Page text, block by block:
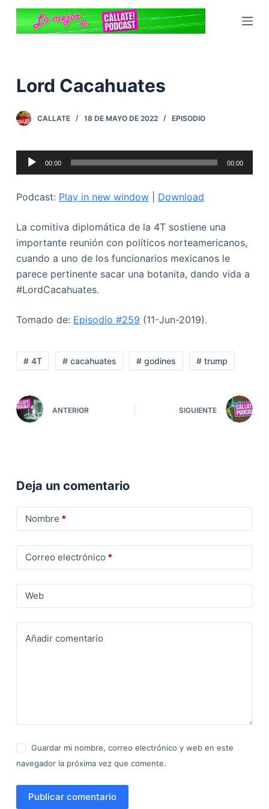
S
a
a
e
d
o
Lord Cacahuates
CALLATE 18 DE MAYO DE 2022 EPISODIO
Reproductor
de
00:00 00:00
Podcast: Play in new window| Download
La comitiva diplomática de la 4T sostiene una
importante reunión con políticos norteamericanos,
cuando a uno de los funcionarios mexicanos le
parece pertinente sacar una botanita, dando vida a
#LordCacahuates.
Tomado de: Episodio #259 (11-Jun-2019).
# 4T # cacahuates # godines # trump
ANTERIOR SIGUIENTE
Deja un comentario
Nombre *
Correo electrónico *
Web
Añadir comentario
Guardar mi nombre, correo electrónico y web en este
navegador la próxima vez que comente.
Publicar comentario